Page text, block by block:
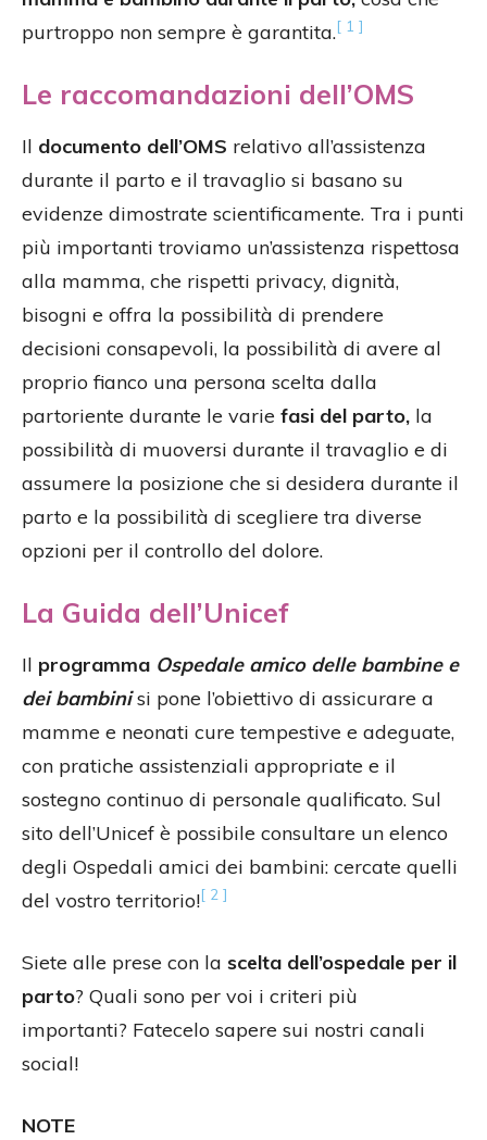
purtroppo non sempre è garantita.[ 1 ]
Le raccomandazioni dell’OMS
Il documento dell’OMS relativo all’assistenza
durante il parto e il travaglio si basano su
evidenze dimostrate scientificamente. Tra i punti
più importanti troviamo un’assistenza rispettosa
alla mamma, che rispetti privacy, dignità,
bisogni e offra la possibilità di prendere
decisioni consapevoli, la possibilità di avere al
proprio fianco una persona scelta dalla
partoriente durante le varie fasi del parto, la
possibilità di muoversi durante il travaglio e di
assumere la posizione che si desidera durante il
parto e la possibilità di scegliere tra diverse
opzioni per il controllo del dolore.
La Guida dell’Unicef
Il programma Ospedale amico delle bambine e
dei bambinisi pone l’obiettivo di assicurare a
mamme e neonati cure tempestive e adeguate,
con pratiche assistenziali appropriate e il
sostegno continuo di personale qualificato. Sul
sito dell’Unicef è possibile consultare un elenco
degli Ospedali amici dei bambini: cercate quelli
del vostro territorio![ 2 ]
Siete alle prese con la scelta dell’ospedale per il
parto? Quali sono per voi i criteri più
importanti? Fatecelo sapere sui nostri canali
social!
NOTE